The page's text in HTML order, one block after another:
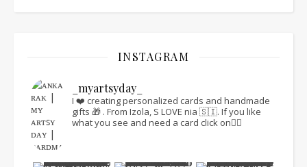
INSTAGRAM
_myartsyday_
I ❤️ creating personalized cards and handmade
gifts 🎁 . From Izola, S LOVE nia 🇸🇮. If you like
what you see and need a card click on👇🏻